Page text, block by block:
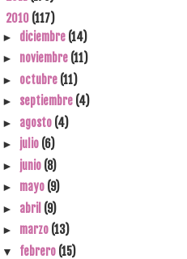
2010 (117)
► diciembre (14)
► noviembre (11)
► octubre (11)
► septiembre (4)
► agosto (4)
► julio (6)
► junio (8)
► mayo (9)
► abril (9)
► marzo (13)
▼ febrero (15)